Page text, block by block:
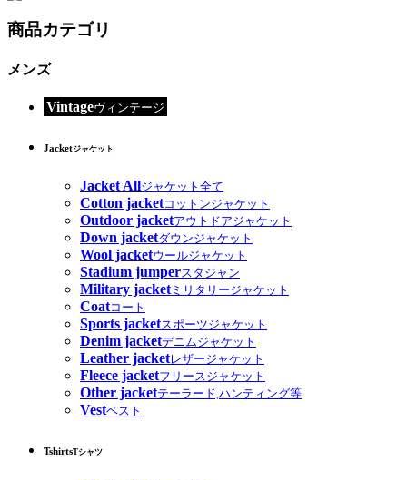
商品カテゴリ
メンズ
Vintageヴィンテージ
Jacketジャケット
Jacket Allジャケット全て
Cotton jacketコットンジャケット
Outdoor jacketアウトドアジャケット
Down jacketダウンジャケット
Wool jacketウールジャケット
Stadium jumperスタジャン
Military jacketミリタリージャケット
Coatコート
Sports jacketスポーツジャケット
Denim jacketデニムジャケット
Leather jacketレザージャケット
Fleece jacketフリースジャケット
Other jacketテーラード,ハンティング等
Vestベスト
TshirtsTシャツ